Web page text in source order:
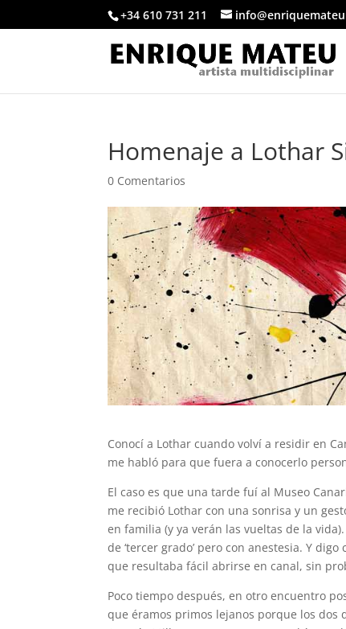
+34 610 731 211
Homenaje a Lothar
0 Comentarios
Conocí a Lothar cuando volví a residir en
me habló para que fuera a conocerlo
El caso es que una tarde fuí al Museo
me recibió Lothar con una sonrisa y un
en familia (y ya verán las vueltas de la
de ‘tercer grado’ pero con anestesia. Y
que resultaba fácil abrirse en canal, sin
Poco tiempo después, en otro encuentro
que éramos primos lejanos porque los